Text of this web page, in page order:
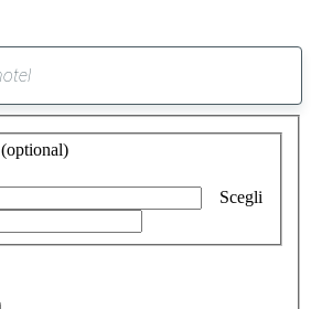
suggerimento
trovato
(optional)
Scegli